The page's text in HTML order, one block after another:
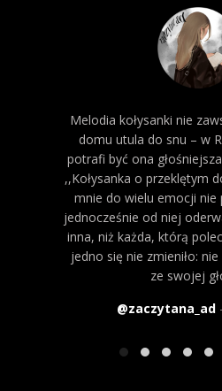
Melodia kołysanki nie
domu utula do snu – w
potrafi być ona
,,Kołysanka o przeklętym
mnie do wielu emocji nie
jednocześnie od niej
inna, niż każda, którą
jedno się nie zmieniło:
ze swojej
@zaczytana_ad